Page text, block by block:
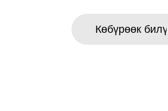
Көбүрөөк билүү